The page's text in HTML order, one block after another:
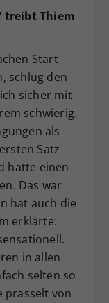
treibt Thiem
Start
schlug den
sicher mit
schwierig.
als
Satz
hatte einen
Das war
hat auch die
erklärte:
in allen
selten so
prasselt von